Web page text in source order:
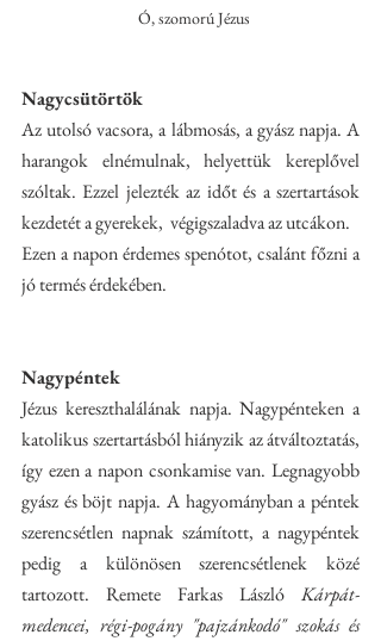
  Ó, szomorú Jézus
Nagycsütörtök
Az utolsó vacsora, a lábmosás, a gyász napja. A
harangok elnémulnak, helyettük kereplővel
szóltak. Ezzel jelezték az időt és a szertartások
kezdetét a gyerekek,  végigszaladva az utcákon.
Ezen a napon érdemes spenótot, csalánt főzni a
jó termés érdekében.
Nagypéntek
Jézus kereszthalálának napja. Nagypénteken a
katolikus szertartásból hiányzik az átváltoztatás,
így ezen a napon csonkamise van. Legnagyobb
gyász és böjt napja. A hagyományban a péntek
szerencsétlen napnak számított, a nagypéntek
pedig a különösen szerencsétlenek közé
tartozott. Remete Farkas László Kárpát-
medencei, régi-pogány "pajzánkodó" szokás és